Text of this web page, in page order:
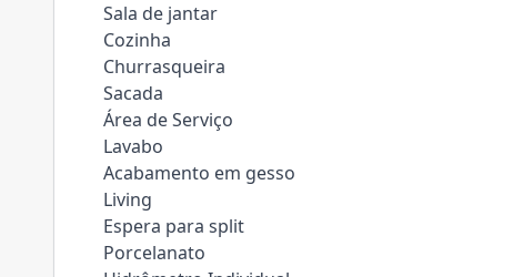
Sala de jantar
Cozinha
Churrasqueira
Sacada
Área de Serviço
Lavabo
Acabamento em gesso
Living
Espera para split
Porcelanato